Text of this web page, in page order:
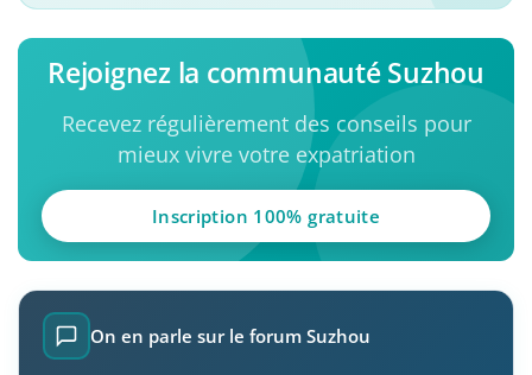
Rejoignez la communauté Suzhou
Recevez régulièrement des conseils pour
mieux vivre votre expatriation
Inscription 100% gratuite
On en parle sur le forum Suzhou